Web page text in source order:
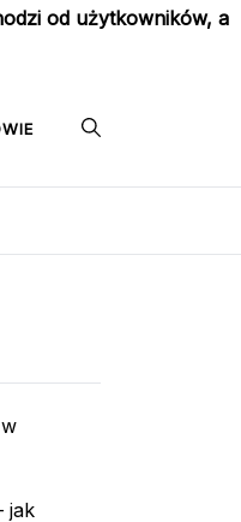
od użytkowników, a
jak